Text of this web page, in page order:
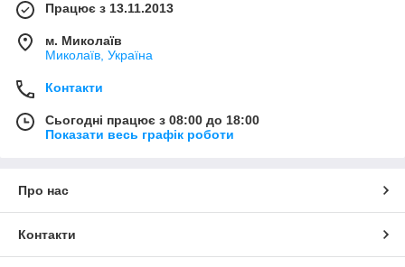
Працює з 13.11.2013
м. Миколаїв
Миколаїв, Україна
Контакти
Сьогодні працює з 08:00 до 18:00
Показати весь графік роботи
Про нас
Контакти